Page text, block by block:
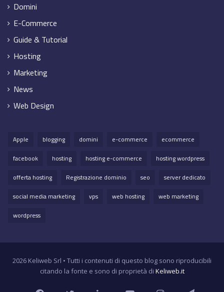
Domini
E-Commerce
Guide & Tutorial
Hosting
Marketing
News
Web Design
Apple blogging domini e-commerce
ecommerce
facebook
hosting hosting e-commerce
hosting wordpress
offerta hosting
Registrazione dominio seo
server dedicato
social media marketing
vps web hosting
web marketing
wordpress
2026 Keliweb Srl • Tutti i contenuti di questo blog sono riproducibili
citando la fonte e sono di proprietà di Keliweb.it